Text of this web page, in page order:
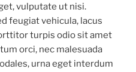
vulputate ut nisi.
feugiat vehicula, lacus
turpis odio sit amet
orci, nec malesuada
urna eget interdum